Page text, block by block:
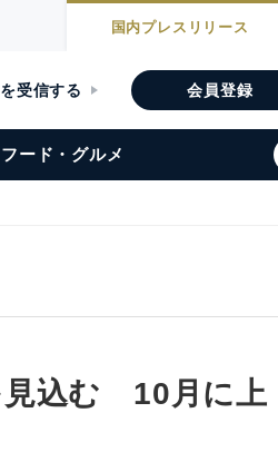
国内プレスリリース
受信する 会員登録
フード・グルメ
見込む 10月に上